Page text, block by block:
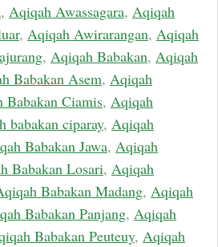
, Aqiqah Awassagara, Aqiqah
, Aqiqah Awirarangan, Aqiqah
, Aqiqah Babakan, Aqiqah
Babakan Asem, Aqiqah
Babakan Ciamis, Aqiqah
babakan ciparay, Aqiqah
Babakan Jawa, Aqiqah
Babakan Losari, Aqiqah
Babakan Madang, Aqiqah
Babakan Panjang, Aqiqah
Babakan Peuteuy, Aqiqah